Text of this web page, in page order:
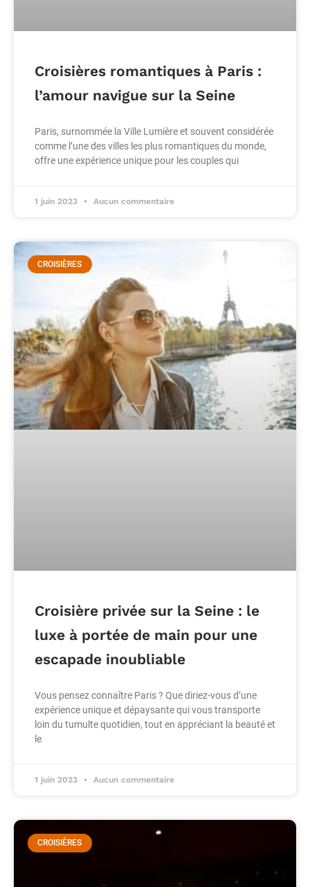
Croisières romantiques à Paris :
l’amour navigue sur la Seine
Paris, surnommée la Ville Lumière et souvent considérée
comme l’une des villes les plus romantiques du monde,
offre une expérience unique pour les couples qui
1 juin 2023 Aucun commentaire
CROISIÈRES
Croisière privée sur la Seine : le
luxe à portée de main pour une
escapade inoubliable
Vous pensez connaître Paris ? Que diriez-vous d’une
expérience unique et dépaysante qui vous transporte
loin du tumulte quotidien, tout en appréciant la beauté et
le
1 juin 2023 Aucun commentaire
CROISIÈRES